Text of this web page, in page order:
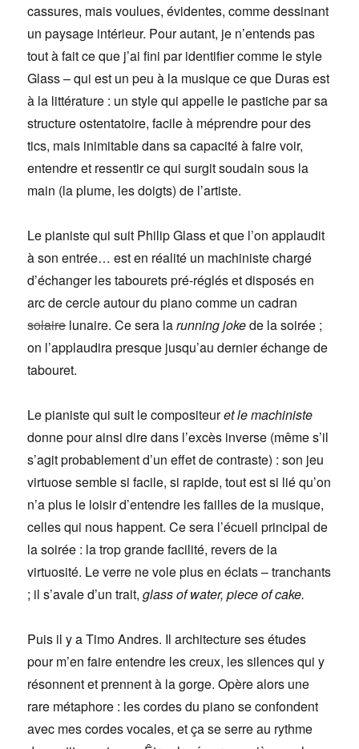
cassures, mais voulues, évidentes, comme dessinant
un paysage intérieur. Pour autant, je n’entends pas
tout à fait ce que j’ai fini par identifier comme le style
Glass – qui est un peu à la musique ce que Duras est
à la littérature : un style qui appelle le pastiche par sa
structure ostentatoire, facile à méprendre pour des
tics, mais inimitable dans sa capacité à faire voir,
entendre et ressentir ce qui surgit soudain sous la
main (la plume, les doigts) de l’artiste.
Le pianiste qui suit Philip Glass et que l’on applaudit
à son entrée… est en réalité un machiniste chargé
d’échanger les tabourets pré-réglés et disposés en
arc de cercle autour du piano comme un cadran
solairelunaire. Ce sera larunning jokede la soirée ;
on l’applaudira presque jusqu’au dernier échange de
tabouret.
Le pianiste qui suit le compositeuret le machiniste
donne pour ainsi dire dans l’excès inverse (même s’il
s’agit probablement d’un effet de contraste) : son jeu
virtuose semble si facile, si rapide, tout est si lié qu’on
n’a plus le loisir d’entendre les failles de la musique,
celles qui nous happent. Ce sera l’écueil principal de
la soirée : la trop grande facilité, revers de la
virtuosité. Le verre ne vole plus en éclats – tranchants
; il s’avale d’un trait,glass of water, piece of cake.
Puis il y a Timo Andres. Il architecture ses études
pour m’en faire entendre les creux, les silences qui y
résonnent et prennent à la gorge. Opère alors une
rare métaphore : les cordes du piano se confondent
avec mes cordes vocales, et ça se serre au rythme